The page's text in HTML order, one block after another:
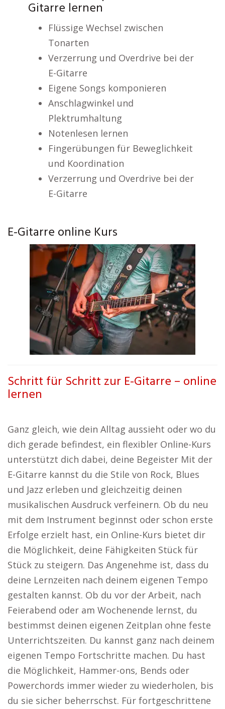
Gitarre lernen
Flüssige Wechsel zwischen
Tonarten
Verzerrung und Overdrive bei der
E-Gitarre
Eigene Songs komponieren
Anschlagwinkel und
Plektrumhaltung
Notenlesen lernen
Fingerübungen für Beweglichkeit
und Koordination
Verzerrung und Overdrive bei der
E-Gitarre
E-Gitarre online Kurs
Schritt für Schritt zur E-Gitarre – online
lernen
Ganz gleich, wie dein Alltag aussieht oder wo du
dich gerade befindest, ein flexibler Online-Kurs
unterstützt dich dabei, deine Begeister Mit der
E-Gitarre kannst du die Stile von Rock, Blues
und Jazz erleben und gleichzeitig deinen
musikalischen Ausdruck verfeinern. Ob du neu
mit dem Instrument beginnst oder schon erste
Erfolge erzielt hast, ein Online-Kurs bietet dir
die Möglichkeit, deine Fähigkeiten Stück für
Stück zu steigern. Das Angenehme ist, dass du
deine Lernzeiten nach deinem eigenen Tempo
gestalten kannst. Ob du vor der Arbeit, nach
Feierabend oder am Wochenende lernst, du
bestimmst deinen eigenen Zeitplan ohne feste
Unterrichtszeiten. Du kannst ganz nach deinem
eigenen Tempo Fortschritte machen. Du hast
die Möglichkeit, Hammer-ons, Bends oder
Powerchords immer wieder zu wiederholen, bis
du sie sicher beherrschst. Für fortgeschrittene